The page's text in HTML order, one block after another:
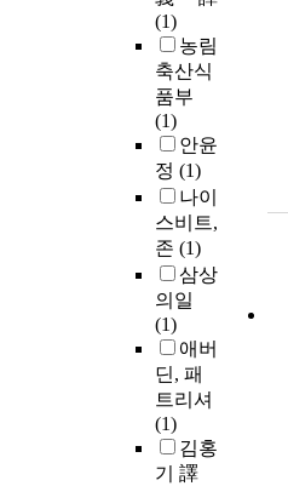
(1)
농림
축산식
품부
(1)
안윤
정 (1)
나이
스비트,
존 (1)
삼상
의일
(1)
애버
딘, 패
트리셔
(1)
김홍
기 譯